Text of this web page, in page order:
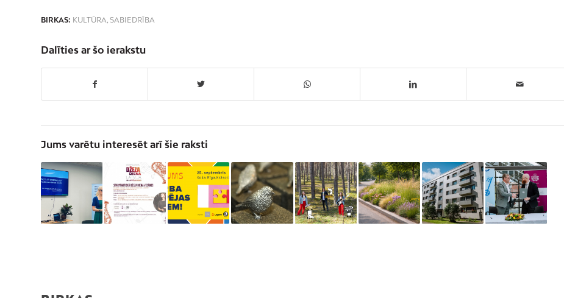
BIRKAS: KULTŪRA, SABIEDRĪBA
Dalīties ar šo ierakstu
Jums varētu interesēt arī šie raksti